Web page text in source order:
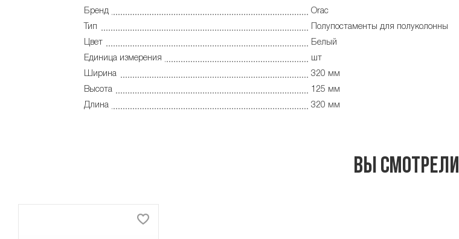
Бренд
Orac
Тип
Полупостаменты для полуколонны
Цвет
Белый
Единица измерения
шт
Ширина
320 мм
Высота
125 мм
Длина
320 мм
Вы смотрели